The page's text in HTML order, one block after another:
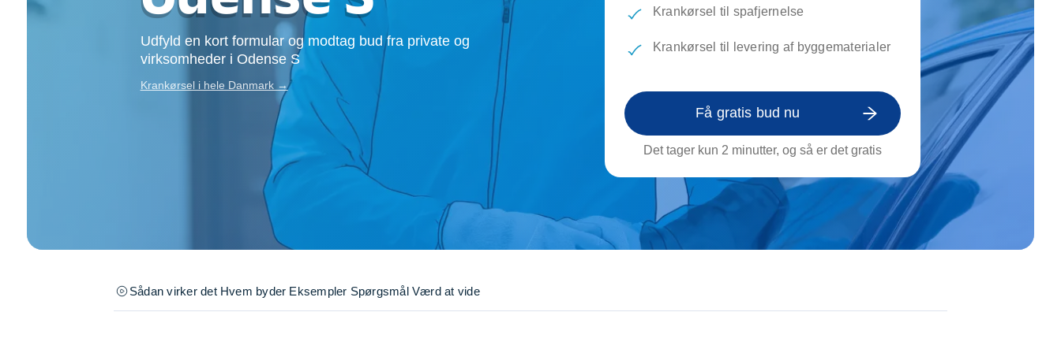
Opsætning af skillevæg
Rengøring
Reparation af tagrende
Tømrer
Træfældning
Tunge løft
TV installation og opsætning
Udflytnings rengøring
Underholdning
Vinduespudsning
Se alle...
Udfyld en kort formular og modtag bud fra private og
virksomheder i Odense S
Krankørsel i hele Danmark →
Krankørsel til spafjernelse
Krankørsel til levering af byggematerialer
Få gratis bud nu
Det tager kun 2 minutter, og så er det gratis
Sådan virker det Hvem byder Eksempler Spørgsmål Værd at vide